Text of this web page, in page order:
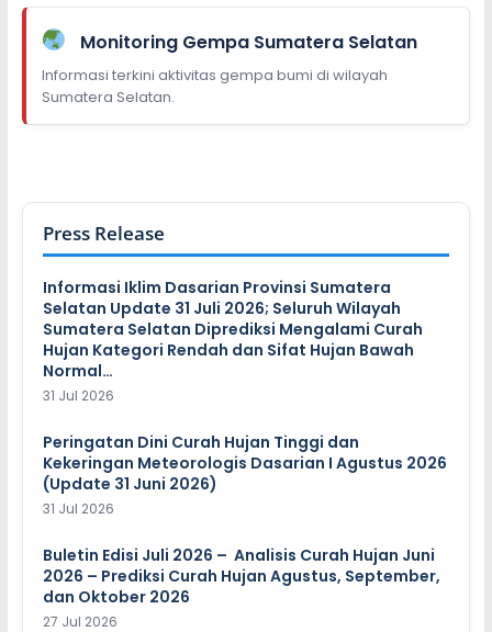
Monitoring Gempa Sumatera Selatan
Informasi terkini aktivitas gempa bumi di wilayah
Sumatera Selatan.
Press Release
Informasi Iklim Dasarian Provinsi Sumatera
Selatan Update 31 Juli 2026; Seluruh Wilayah
Sumatera Selatan Diprediksi Mengalami Curah
Hujan Kategori Rendah dan Sifat Hujan Bawah
Normal…
31 Jul 2026
Peringatan Dini Curah Hujan Tinggi dan
Kekeringan Meteorologis Dasarian I Agustus 2026
(Update 31 Juni 2026)
31 Jul 2026
Buletin Edisi Juli 2026 – Analisis Curah Hujan Juni
2026 – Prediksi Curah Hujan Agustus, September,
dan Oktober 2026
27 Jul 2026